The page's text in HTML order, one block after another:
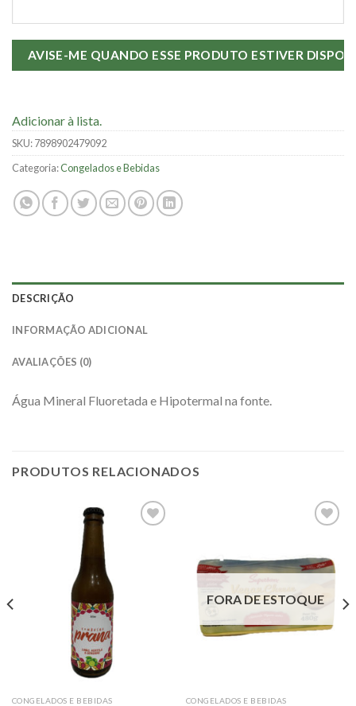
Adicionar à lista.
SKU:7898902479092
Categoria:Congelados e Bebidas
DESCRIÇÃO
INFORMAÇÃO ADICIONAL
AVALIAÇÕES (0)
Água Mineral Fluoretada e Hipotermal na fonte.
PRODUTOS RELACIONADOS
CONGELADOS E BEBIDAS
FORA DE ESTOQUE
CONGELADOS E BEBIDAS